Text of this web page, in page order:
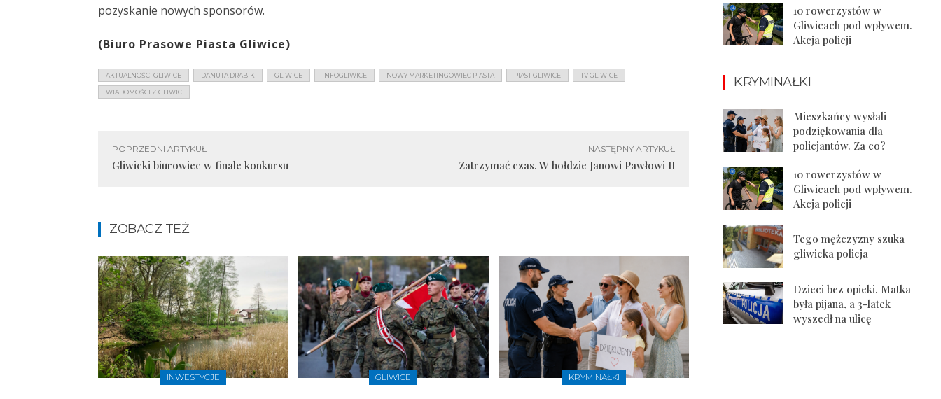
pozyskanie nowych sponsorów.
(Biuro Prasowe Piasta Gliwice)
AKTUALNOŚCI GLIWICE DANUTA DRABIK GLIWICE INFOGLIWICE NOWY MARKETINGOWIEC PIASTA PIAST GLIWICE TV GLIWICE
WIADOMOŚCI Z GLIWIC
POPRZEDNI ARTYKUŁ
Gliwicki biurowiec w finale konkursu
NASTĘPNY ARTYKUŁ
Zatrzymać czas. W hołdzie Janowi Pawłowi II
ZOBACZ TEŻ
INWESTYCJE GLIWICE KRYMINAŁKI
10 rowerzystów w
Gliwicach pod wpływem.
Akcja policji
KRYMINAŁKI
Mieszkańcy wysłali
podziękowania dla
policjantów. Za co?
10 rowerzystów w
Gliwicach pod wpływem.
Akcja policji
Tego mężczyzny szuka
gliwicka policja
Dzieci bez opieki. Matka
była pijana, a 3-latek
wyszedł na ulicę